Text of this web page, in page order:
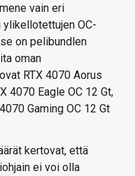
vain eri
OC-
on pelibundlen
oman
RTX 4070 Aorus
4070 Eagle OC 12 Gt,
Gaming OC 12 Gt
kertovat, että
ei voi olla